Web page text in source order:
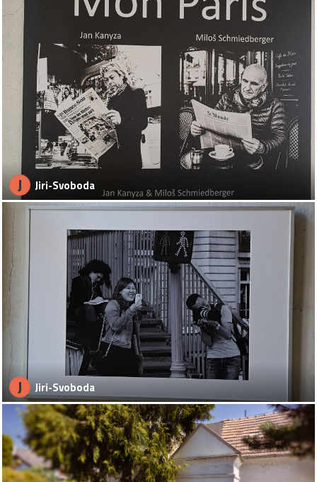
J Jiri-Svoboda
J Jiri-Svoboda